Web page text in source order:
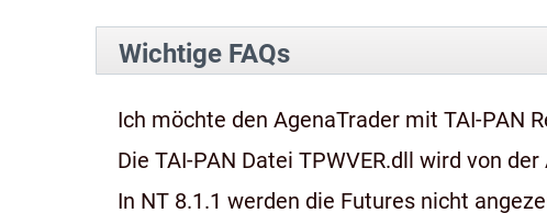
Wichtige FAQs
Ich möchte den AgenaTrader mit TAI-PAN
Die TAI-PAN Datei TPWVER.dll wird von
In NT 8.1.1 werden die Futures nicht